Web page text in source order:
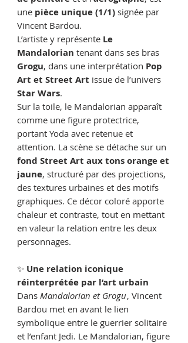
une pièce unique (1/1) signée par
Vincent Bardou.
L’artiste y représente Le
Mandalorian tenant dans ses bras
Grogu, dans une interprétation Pop
Art et Street Art issue de l’univers
Star Wars.
Sur la toile, le Mandalorian apparaît
comme une figure protectrice,
portant Yoda avec retenue et
attention. La scène se détache sur un
fond Street Art aux tons orange et
jaune, structuré par des projections,
des textures urbaines et des motifs
graphiques. Ce décor coloré apporte
chaleur et contraste, tout en mettant
en valeur la relation entre les deux
personnages.
✨ Une relation iconique
réinterprétée par l’art urbain
Dans Mandalorian et Grogu, Vincent
Bardou met en avant le lien
symbolique entre le guerrier solitaire
et l’enfant Jedi. Le Mandalorian, figure